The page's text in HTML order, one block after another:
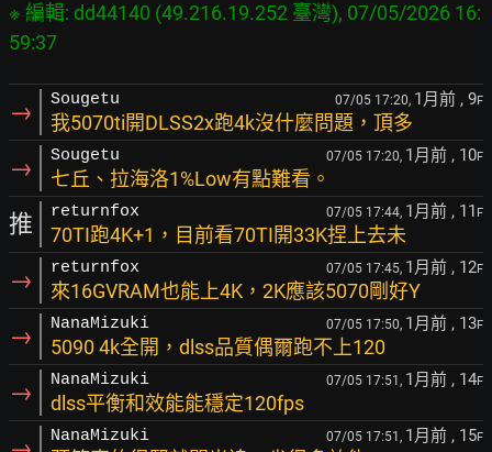
※ 編輯: dd44140 (49.216.19.252 臺灣), 07/05/2026 16:
59:37
→ Sougetu 07/05 17:20, 1月前 , 9F
我5070ti開DLSS2x跑4k沒什麼問題，頂多
→ Sougetu 07/05 17:20, 1月前 , 10F
七丘、拉海洛1%Low有點難看。
推 returnfox 07/05 17:44, 1月前 , 11 F
70TI跑4K+1，目前看70TI開33K捏上去未
→ returnfox 07/05 17:45, 1月前 , 12F
來16GVRAM也能上4K，2K應該5070剛好Y
→ NanaMizuki 07/05 17:50, 1月前 , 13F
5090 4k全開，dlss品質偶爾跑不上120
→ NanaMizuki 07/05 17:51, 1月前 , 14F
dlss平衡和效能能穩定120fps
NanaMizuki 07/05 17:51, 1月前 , 15F